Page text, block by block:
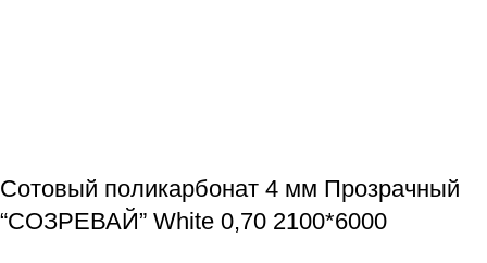
Сотовый поликарбонат 4 мм Прозрачный
“СОЗРЕВАЙ” White 0,70 2100*6000